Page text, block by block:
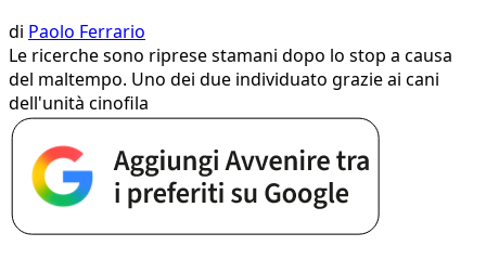
di Paolo Ferrario
Le ricerche sono riprese stamani dopo lo stop a causa
del maltempo. Uno dei due individuato grazie ai cani
dell'unità cinofila